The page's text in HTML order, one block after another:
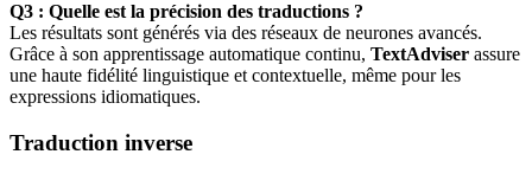
Q3 : Quelle est la précision des traductions ?
Les résultats sont générés via des réseaux de neurones avancés.
Grâce à son apprentissage automatique continu, TextAdviser assure
une haute fidélité linguistique et contextuelle, même pour les
expressions idiomatiques.
Traduction inverse